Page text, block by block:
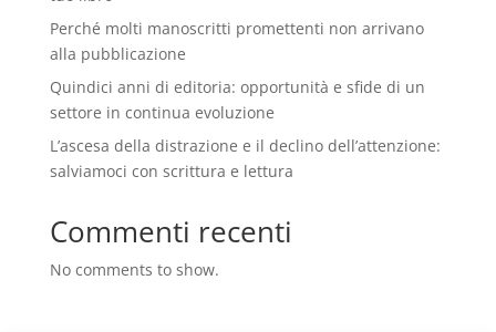
Perché molti manoscritti promettenti non arrivano
alla pubblicazione
Quindici anni di editoria: opportunità e sfide di un
settore in continua evoluzione
L’ascesa della distrazione e il declino dell’attenzione:
salviamoci con scrittura e lettura
Commenti recenti
No comments to show.